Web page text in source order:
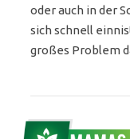
oder auch in der
sich schnell
großes Problem